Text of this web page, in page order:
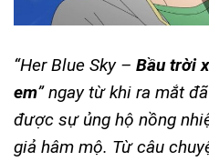
“Her Blue Sky – Bầu trời
em” ngay từ khi ra mắt
được sự ủng hộ nồng
giả hâm mộ. Từ câu